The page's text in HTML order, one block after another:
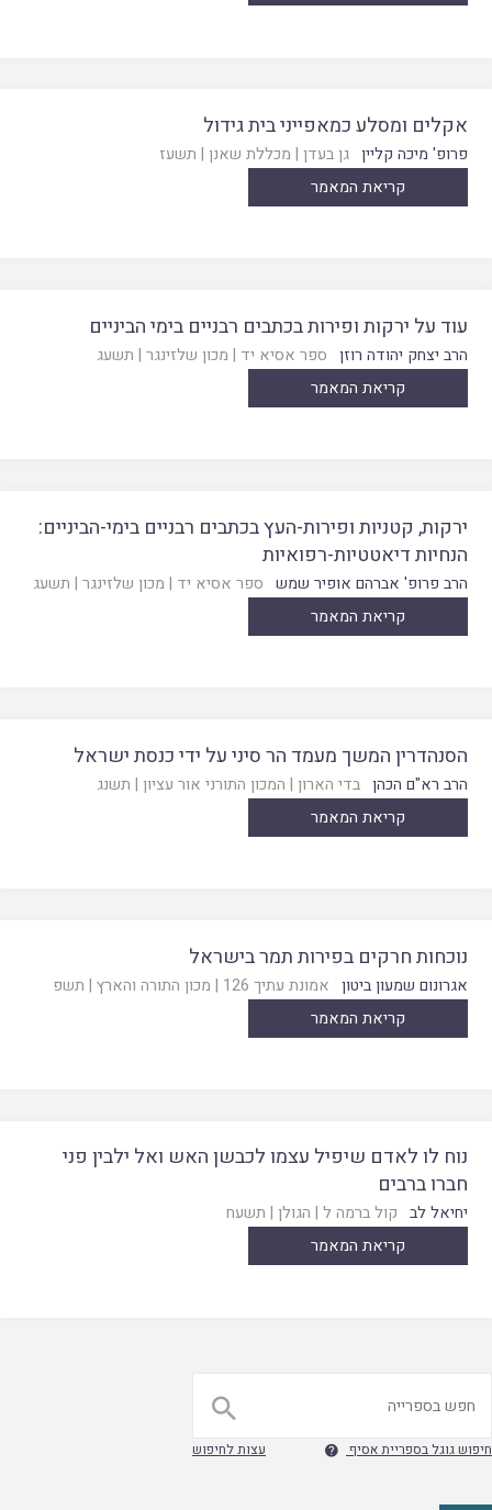
אקלים ומסלע כמאפייני בית גידול
פרופ' מיכה קליין גן בעדן | מכללת שאנן | תשעז
קריאת המאמר
עוד על ירקות ופירות בכתבים רבניים בימי הביניים
הרב יצחק יהודה רוזן ספר אסיא יד | מכון שלזינגר | תשעג
קריאת המאמר
ירקות, קטניות ופירות-העץ בכתבים רבניים בימי-הביניים:
הנחיות דיאטטיות-רפואיות
הרב פרופ' אברהם אופיר שמש ספר אסיא יד | מכון שלזינגר | תשעג
קריאת המאמר
הסנהדרין המשך מעמד הר סיני על ידי כנסת ישראל
הרב רא"ם הכהן בדי הארון | המכון התורני אור עציון | תשנג
קריאת המאמר
נוכחות חרקים בפירות תמר בישראל
אגרונום שמעון ביטון אמונת עתיך 126 | מכון התורה והארץ | תשפ
קריאת המאמר
נוח לו לאדם שיפיל עצמו לכבשן האש ואל ילבין פני
חברו ברבים
יחיאל לב קול ברמה ל | הגולן | תשעח
קריאת המאמר

חיפוש גוגל בספריית אסיף  עצות לחיפוש